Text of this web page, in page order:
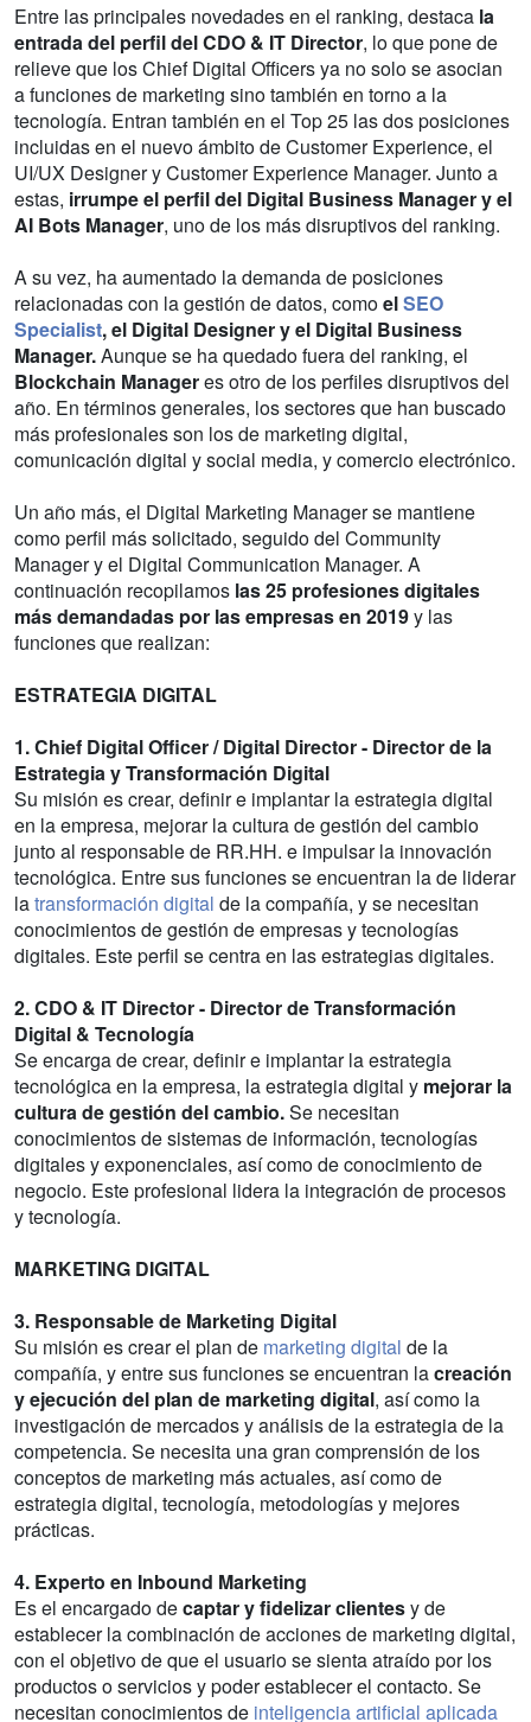
Entre las principales novedades en el ranking, destaca la
entrada del perfil del CDO & IT Director, lo que pone de
relieve que los Chief Digital Officers ya no solo se asocian
a funciones de marketing sino también en torno a la
tecnología. Entran también en el Top 25 las dos posiciones
incluidas en el nuevo ámbito de Customer Experience, el
UI/UX Designer y Customer Experience Manager. Junto a
estas, irrumpe el perfil del Digital Business Manager y el
AI Bots Manager, uno de los más disruptivos del ranking.
A su vez, ha aumentado la demanda de posiciones
relacionadas con la gestión de datos, comoelSEO
Specialist, el Digital Designer y el Digital Business
Manager.Aunque se ha quedado fuera del ranking, el
Blockchain Manageres otro de los perfiles disruptivos del
año. En términos generales, los sectores que han buscado
más profesionales son los de marketing digital,
comunicación digital y social media, y comercio electrónico.
Un año más, el Digital Marketing Manager se mantiene
como perfil más solicitado, seguido del Community
Manager y el Digital Communication Manager. A
continuación recopilamos las 25 profesiones digitales
más demandadas por las empresas en 2019y las
funciones que realizan:
ESTRATEGIA DIGITAL
1. Chief Digital Officer / Digital Director - Director de la
Estrategia y Transformación Digital
Su misión es crear, definir e implantar la estrategia digital
en la empresa, mejorar la cultura de gestión del cambio
junto al responsable de RR.HH. e impulsar la innovación
tecnológica. Entre sus funciones se encuentran la de liderar
latransformación digital de la compañía, y se necesitan
conocimientos de gestión de empresas y tecnologías
digitales. Este perfil se centra en las estrategias digitales.
2. CDO & IT Director - Director de Transformación
Digital & Tecnología
Se encarga de crear, definir e implantar la estrategia
tecnológica en la empresa, la estrategia digital y mejorar la
cultura de gestión del cambio.Se necesitan
conocimientos de sistemas de información, tecnologías
digitales y exponenciales, así como de conocimiento de
negocio. Este profesional lidera la integración de procesos
y tecnología.
MARKETING DIGITAL
3. Responsable de Marketing Digital
Su misión es crear el plan de marketing digital de la
compañía, y entre sus funciones se encuentran lacreación
y ejecución del plan de marketing digital, así como la
investigación de mercados y análisis de la estrategia de la
competencia. Se necesita una gran comprensión de los
conceptos de marketing más actuales, así como de
estrategia digital, tecnología, metodologías y mejores
prácticas.
4. Experto en Inbound Marketing
Es el encargado decaptar y fidelizar clientesy de
establecer la combinación de acciones de marketing digital,
con el objetivo de que el usuario se sienta atraído por los
productos o servicios y poder establecer el contacto. Se
necesitan conocimientos de inteligencia artificial aplicada